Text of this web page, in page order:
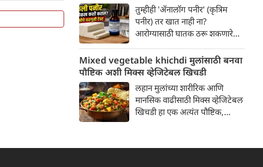
तुम्हीही 'ॲनालॉग पनीर' (कृत्रिम
पनीर) तर खात नाही ना?
आरोग्यासाठी घातक ठरू शकणारे
ओळखावे, हे जाणून घ्या. बाजारातून
आणलेल्या पनीरचा आस्वाद
घेण्यापूर्वी ही माहिती नक्की वाचा!
Mixed vegetable khichdi मुलांसाठी बनवा
पौष्टिक अशी मिक्स व्हेजिटेबल खिचडी
लहान मुलांच्या शारीरिक आणि
मानसिक वाढीसाठी मिक्स व्हेजिटेबल
खिचडी हा एक अत्यंत पौष्टिक,
जीवनसत्त्वे आणि फायबरचे उत्तम